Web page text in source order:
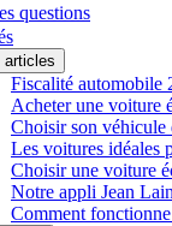
questions
articles
Fiscalité automobile
Acheter une voiture
Choisir son véhicule
Les voitures idéales
Choisir une voiture
Notre appli Jean Lain
Comment